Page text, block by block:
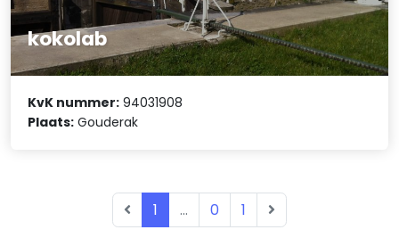
kokolab
KvK nummer: 94031908
Plaats: Gouderak
1 ... 0 1